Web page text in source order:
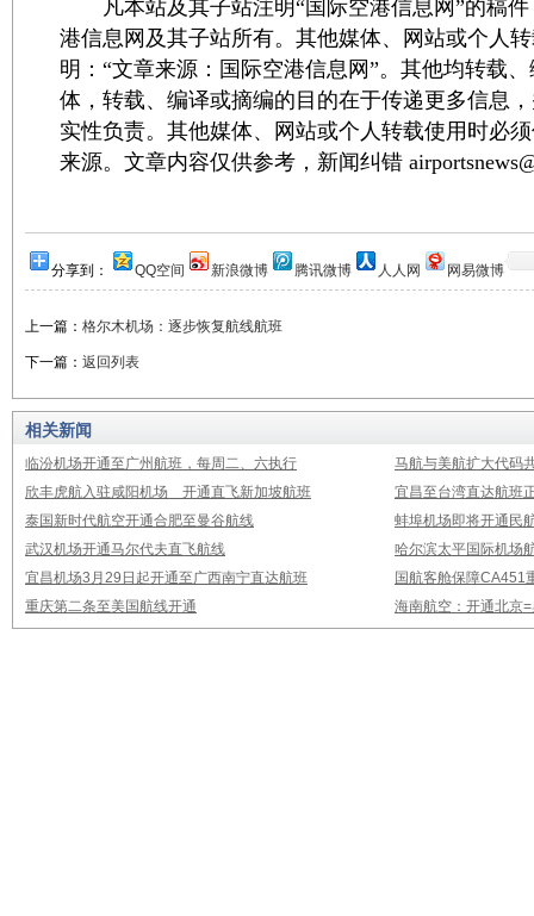
凡本站及其子站注明“国际空港信息网”的稿件
港信息网及其子站所有。其他媒体、网站或个人
明：“文章来源：国际空港信息网”。其他均转载
体，转载、编译或摘编的目的在于传递更多信息
实性负责。其他媒体、网站或个人转载使用时必
来源。文章内容仅供参考，新闻纠错
分享到： QQ空间 新浪微博 腾讯微博 人人网 网易微博
上一篇： 格尔木机场：逐步恢复航线航班
下一篇： 返回列表
相关新闻
临汾机场开通至广州航班，每周二、六执行
马航与美航扩大代码
欣丰虎航入驻咸阳机场 开通直飞新加坡航班
宜昌至台湾直达航班
泰国新时代航空开通合肥至曼谷航线
蚌埠机场即将开通民
武汉机场开通马尔代夫直飞航线
哈尔滨太平国际机场
宜昌机场3月29日起开通至广西南宁直达航班
国航客舱保障CA451
重庆第二条至美国航线开通
海南航空：开通北京